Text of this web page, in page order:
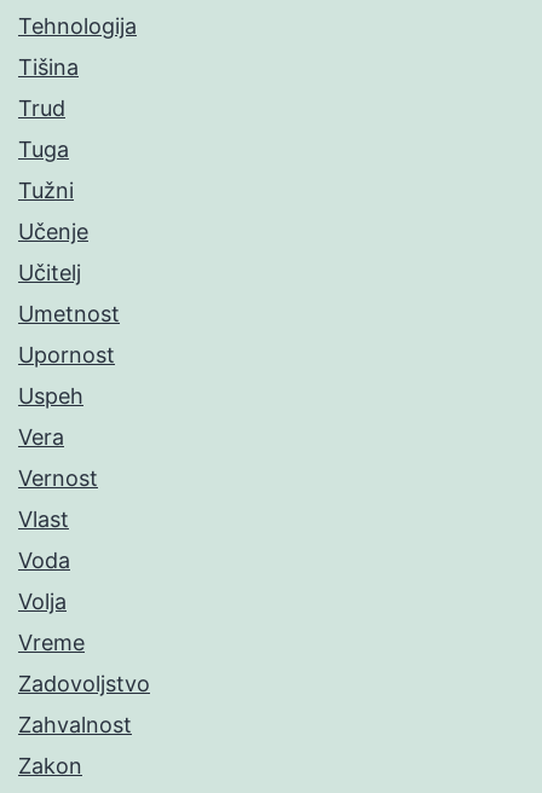
Tehnologija
Tišina
Trud
Tuga
Tužni
Učenje
Učitelj
Umetnost
Upornost
Uspeh
Vera
Vernost
Vlast
Voda
Volja
Vreme
Zadovoljstvo
Zahvalnost
Zakon